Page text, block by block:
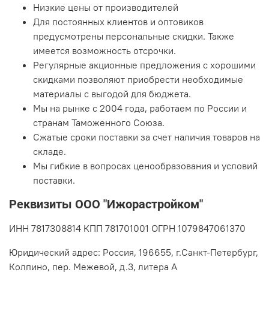
Низкие цены от производителей
Для постоянных клиентов и оптовиков
предусмотрены персональные скидки. Также
имеется возможность отсрочки.
Регулярные акционные предложения с хорошими
скидками позволяют приобрести необходимые
материалы с выгодой для бюджета.
Мы на рынке с 2004 года, работаем по России и
странам Таможенного Союза.
Сжатые сроки поставки за счет наличия товаров на
складе.
Мы гибкие в вопросах ценообразования и условий
поставки.
Реквизиты ООО "Ижорастройком"
ИНН 7817308814 КПП 781701001 ОГРН 1079847061370
Юридический адрес: Россия, 196655, г.Санкт-Петербург,
Колпино, пер. Межевой, д.3, литера А